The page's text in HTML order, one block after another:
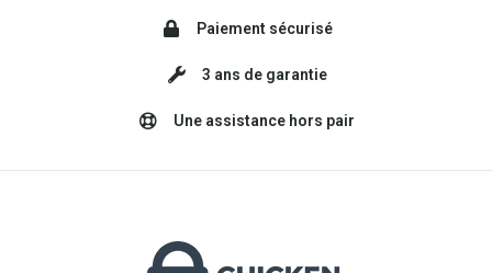
Paiement sécurisé
3 ans de garantie
Une assistance hors pair